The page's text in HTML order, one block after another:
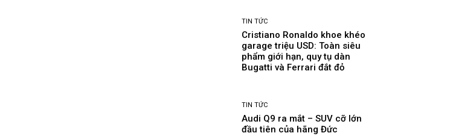
TIN TỨC
Cristiano Ronaldo khoe khéo
garage triệu USD: Toàn siêu
phẩm giới hạn, quy tụ dàn
Bugatti và Ferrari đắt đỏ
TIN TỨC
Audi Q9 ra mắt – SUV cỡ lớn
đầu tiên của hãng Đức